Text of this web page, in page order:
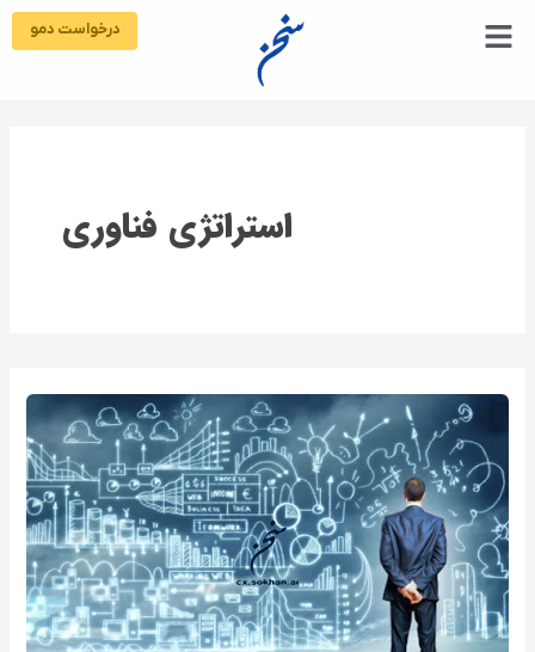
درخواست دمو
استراتژی فناوری